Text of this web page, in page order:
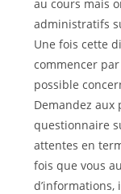
au cours mais
administratifs
Une fois cette
commencer
possible
Demandez
questionnaire
attentes en
fois que vous
d’informations,